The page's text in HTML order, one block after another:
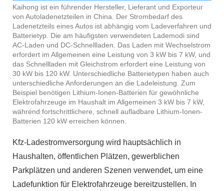
Kaihong ist ein führender Hersteller, Lieferant und Exporteur
von Autoladenetzteilen in China. Der Strombedarf des
Ladenetzteils eines Autos ist abhängig vom Ladeverfahren und
Batterietyp. Die am häufigsten verwendeten Lademodi sind
AC-Laden und DC-Schnellladen. Das Laden mit Wechselstrom
erfordert im Allgemeinen eine Leistung von 3 kW bis 7 kW, und
das Schnellladen mit Gleichstrom erfordert eine Leistung von
30 kW bis 120 kW. Unterschiedliche Batterietypen haben auch
unterschiedliche Anforderungen an die Ladeleistung. Zum
Beispiel benötigen Lithium-Ionen-Batterien für gewöhnliche
Elektrofahrzeuge im Haushalt im Allgemeinen 3 kW bis 7 kW,
während fortschrittlichere, schnell aufladbare Lithium-Ionen-
Batterien 120 kW erreichen können.
Kfz-Ladestromversorgung wird hauptsächlich in
Haushalten, öffentlichen Plätzen, gewerblichen
Parkplätzen und anderen Szenen verwendet, um eine
Ladefunktion für Elektrofahrzeuge bereitzustellen. In